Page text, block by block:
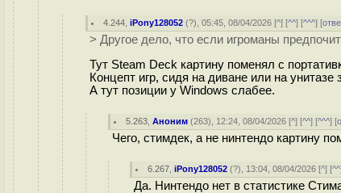
4.244 ,iPony128052 (?), 05:45, 08/04/2026 [^] [^^] [^^^] [
> Другое дело, что если игроманы
Тут Steam Deck картину поменял с
Концепт игр, сидя на диване или на унитазе
А тут позиции у Windows слабее.
5.263 ,Аноним (263), 12:24, 08/04/2026 [^] [^^] [^^^] [
Чего, стимдек, а не нинтендо картину
6.267 ,iPony128052 (?), 13:04, 08/04/2026 [^] [^^
Да. Нинтендо нет в статистике